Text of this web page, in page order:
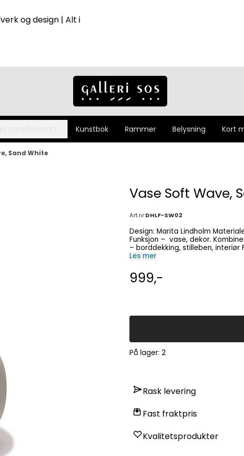
og design | Alt i
Kunstbok Rammer Belysning Kort
Sand White
Vase Soft Wave,
Art.nr:DHLF-SW02
Design: Marita Lindholm Materiale – keramikk Glasur – Sand White Høyde – 21 cm
Funksjon – vase, dekor. Kombiner
Les mer
999,-
På lager: 2
Rask levering
Fast fraktpris
Kvalitetsprodukter